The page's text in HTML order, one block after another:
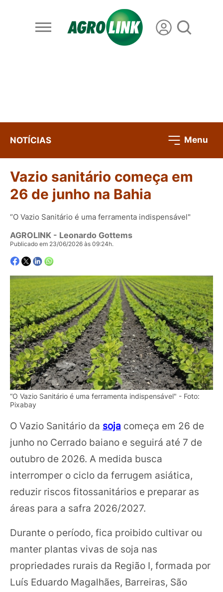
NOTÍCIAS Menu
Vazio sanitário começa em
26 de junho na Bahia
“O Vazio Sanitário é uma ferramenta indispensável"
AGROLINK - Leonardo Gottems
Publicado em 23/06/2026 às 09:24h.
“O Vazio Sanitário é uma ferramenta indispensável" - Foto:
Pixabay
O Vazio Sanitário da soja começa em 26 de
junho no Cerrado baiano e seguirá até 7 de
outubro de 2026. A medida busca
interromper o ciclo da ferrugem asiática,
reduzir riscos fitossanitários e preparar as
áreas para a safra 2026/2027.
Durante o período, fica proibido cultivar ou
manter plantas vivas de soja nas
propriedades rurais da Região I, formada por
Luís Eduardo Magalhães, Barreiras, São